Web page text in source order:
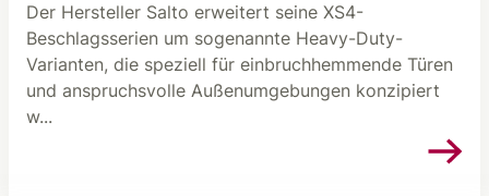
Der Hersteller Salto erweitert seine XS4-
Beschlagsserien um sogenannte Heavy-Duty-
Varianten, die speziell für einbruchhemmende Türen
und anspruchsvolle Außenumgebungen konzipiert
w...